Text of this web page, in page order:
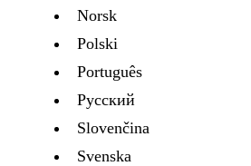
Norsk
Polski
Português
Русский
Slovenčina
Svenska